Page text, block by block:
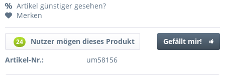
Artikel günstiger gesehen?
Merken
24 Nutzer mögen dieses Produkt
Gefällt mir!
Artikel-Nr.:
um58156